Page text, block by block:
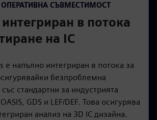
ОПЕРАТИВНА СЪВМЕСТИМОСТ
в потока
на IC
е напълно интегриран в потока за
безпроблемна
стандартни за индустрията
GDS и LEF/DEF. Това осигурява
анализ на 3D IC дизайна.